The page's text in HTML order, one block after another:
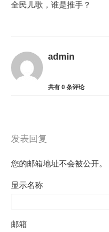
全民儿歌，谁是推手？
admin
共有0 条评论
发表回复
您的邮箱地址不会被公开。
显示名称
邮箱